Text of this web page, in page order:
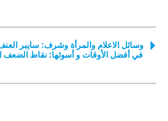
وسائل الاعلام والمرأة وشرف: سايبر
في أفضل الأوقات و أسوئها: نقاط الضعف